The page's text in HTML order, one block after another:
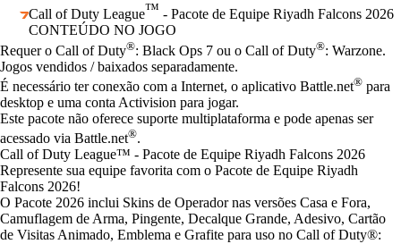
Call of Duty League™ - Pacote de Equipe Riyadh Falcons 2026
CONTEÚDO NO JOGO
Preço
Available actions
Requer o Call of Duty®: Black Ops 7 ou o Call of Duty®: Warzone.
Jogos vendidos / baixados separadamente.
É necessário ter conexão com a Internet, o aplicativo Battle.net® para
desktop e uma conta Activision para jogar.
Este pacote não oferece suporte multiplataforma e pode apenas ser
acessado via Battle.net®.
Call of Duty League™ - Pacote de Equipe Riyadh Falcons 2026
Represente sua equipe favorita com o Pacote de Equipe Riyadh
Falcons 2026!
O Pacote 2026 inclui Skins de Operador nas versões Casa e Fora,
Camuflagem de Arma, Pingente, Decalque Grande, Adesivo, Cartão
de Visitas Animado, Emblema e Grafite para uso no Call of Duty®: